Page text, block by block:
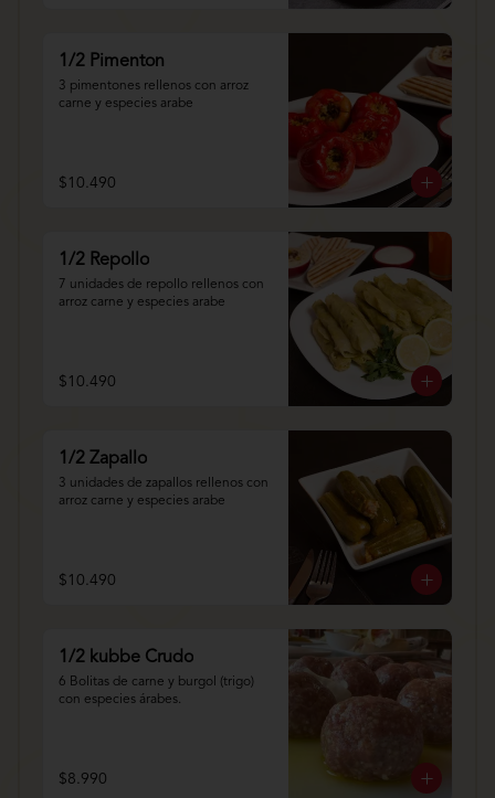
1/2 Pimenton
3 pimentones rellenos con arroz
carne y especies arabe
$10.490
1/2 Repollo
7 unidades de repollo rellenos con
arroz carne y especies arabe
$10.490
1/2 Zapallo
3 unidades de zapallos rellenos con
arroz carne y especies arabe
$10.490
1/2 kubbe Crudo
6 Bolitas de carne y burgol (trigo)
con especies árabes.
$8.990